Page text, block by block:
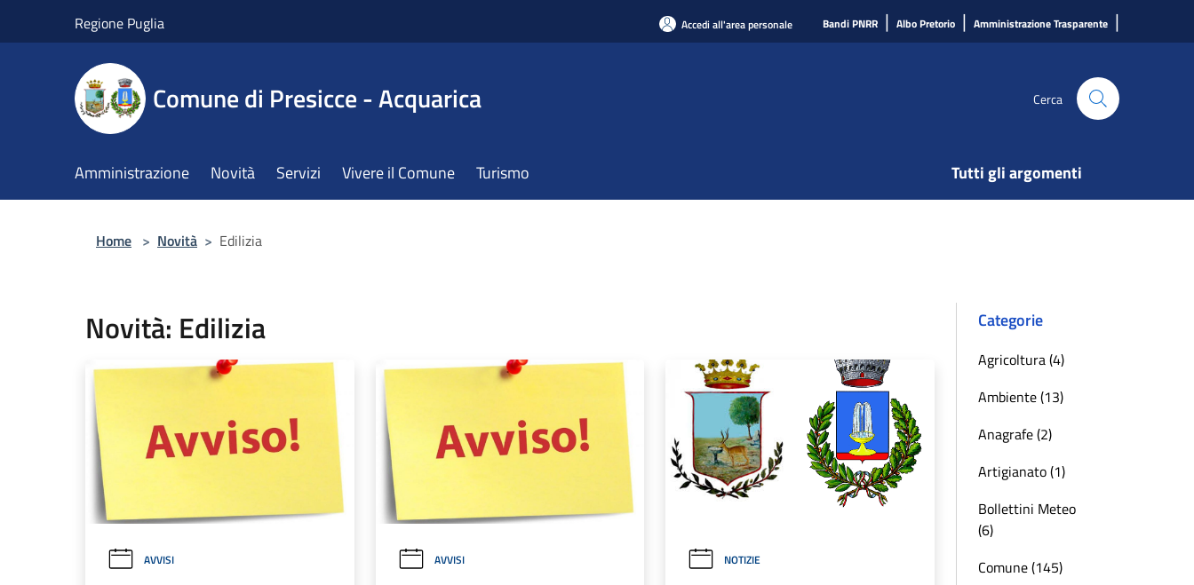
Regione Puglia Accedi all'area personale Bandi PNRR | Albo Pretorio | Amministrazione Trasparente |
Comune di Presicce - Acquarica Cerca
Amministrazione Novità Servizi Vivere il Comune Turismo Tutti gli argomenti
Home > Novità > Edilizia
Novità: Edilizia
AVVISI AVVISI NOTIZIE
Categorie
Agricoltura (4)
Ambiente (13)
Anagrafe (2)
Artigianato (1)
Bollettini Meteo
(6)
Comune (145)